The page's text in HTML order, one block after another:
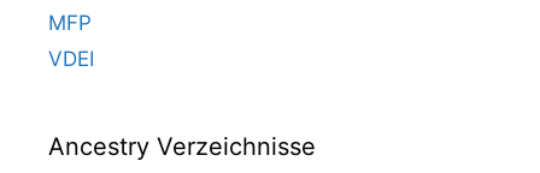
MFP
VDEI
Ancestry Verzeichnisse